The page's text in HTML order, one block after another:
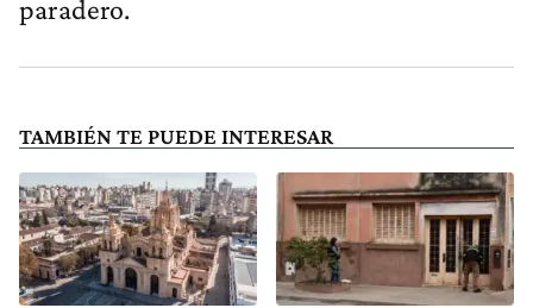
paradero.
TAMBIÉN TE PUEDE INTERESAR